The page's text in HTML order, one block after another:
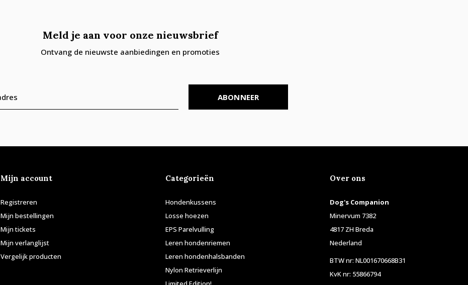
Meld je aan voor onze nieuwsbrief
Ontvang de nieuwste aanbiedingen en promoties
ABONNEER
Mijn account
Registreren
Mijn bestellingen
Mijn tickets
Mijn verlanglijst
Vergelijk producten
Categorieën
Hondenkussens
Losse hoezen
EPS Parelvulling
Leren hondenriemen
Leren hondenhalsbanden
Nylon Retrieverlijn
Over ons
Dog's Companion
Minervum 7382
4817 ZH Breda
Nederland
BTW nr: NL001670668B31
KvK nr: 55866794